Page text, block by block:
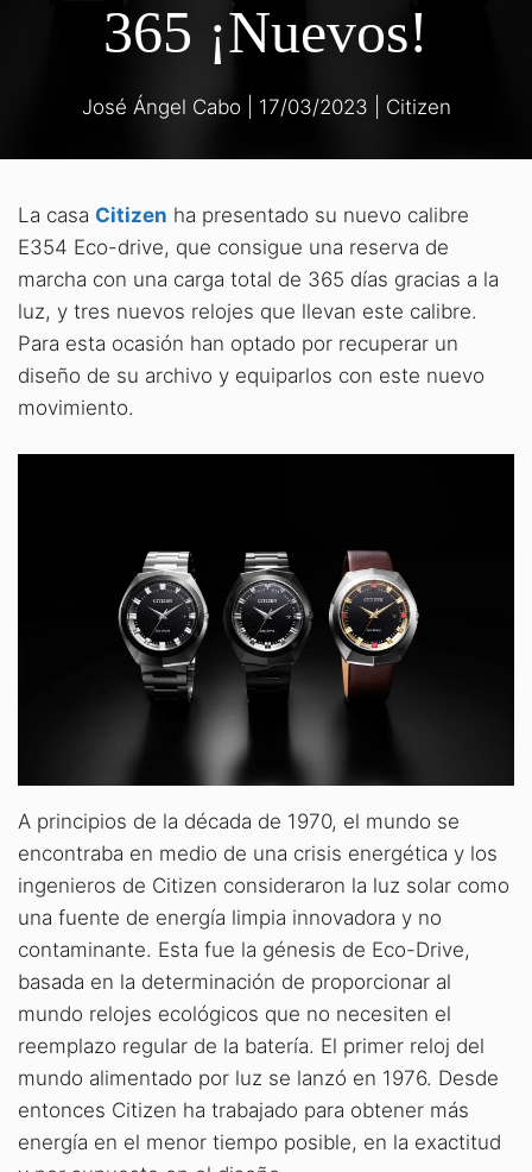
365 ¡Nuevos!
José Ángel Cabo 17/03/2023 Citizen
La casa Citizen ha presentado su nuevo calibre
E354 Eco-drive, que consigue una reserva de
marcha con una carga total de 365 días gracias a la
luz, y tres nuevos relojes que llevan este calibre.
Para esta ocasión han optado por recuperar un
diseño de su archivo y equiparlos con este nuevo
movimiento.
A principios de la década de 1970, el mundo se
encontraba en medio de una crisis energética y los
ingenieros de Citizen consideraron la luz solar como
una fuente de energía limpia innovadora y no
contaminante. Esta fue la génesis de Eco-Drive,
basada en la determinación de proporcionar al
mundo relojes ecológicos que no necesiten el
reemplazo regular de la batería. El primer reloj del
mundo alimentado por luz se lanzó en 1976. Desde
entonces Citizen ha trabajado para obtener más
energía en el menor tiempo posible, en la exactitud